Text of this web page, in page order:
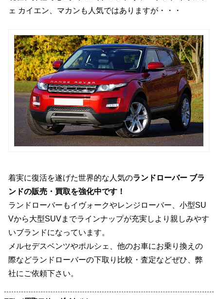
ェ カイエン、マカンも人気ではありますが・・・
着実に復活を遂げた世界的な人気のランドローバー ブラ
ンドの販売・買取を強化中です！
ランドローバーもイヴォークやレンジローバー、小型SU
Vから大型SUVまでラインナップが充実しより親しみやす
いブランドになっています。
メルセデスベンツやポルシェ、他のお車にお乗り換えの
際などランドローバーの下取り比較・査定などぜひ、弊
社にご依頼下さい。